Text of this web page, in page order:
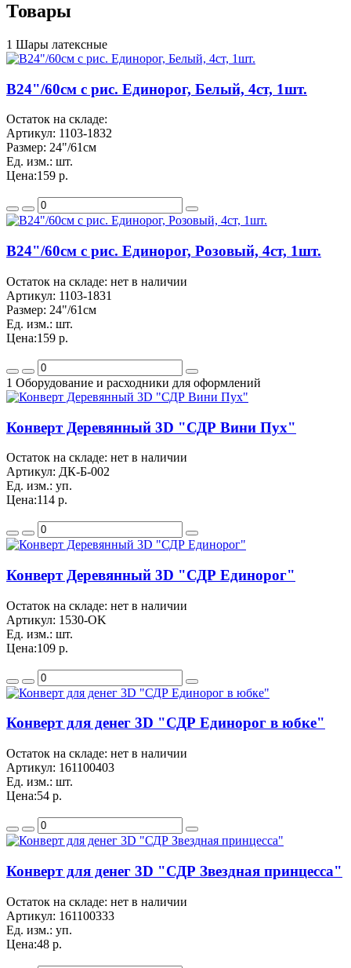
Товары
1 Шары латексные
B24"/60см с рис. Единорог, Белый, 4ст, 1шт.
Остаток на складе:
Артикул: 1103-1832
Размер: 24"/61см
Ед. изм.: шт.
Цена:159 р.
B24"/60см с рис. Единорог, Розовый, 4ст, 1шт.
Остаток на складе: нет в наличии
Артикул: 1103-1831
Размер: 24"/61см
Ед. изм.: шт.
Цена:159 р.
1 Оборудование и расходники для оформлений
Конверт Деревянный 3D "СДР Вини Пух"
Остаток на складе: нет в наличии
Артикул: ДК-Б-002
Ед. изм.: уп.
Цена:114 р.
Конверт Деревянный 3D "СДР Единорог"
Остаток на складе: нет в наличии
Артикул: 1530-OK
Ед. изм.: шт.
Цена:109 р.
Конверт для денег 3D "СДР Единорог в юбке"
Остаток на складе: нет в наличии
Артикул: 161100403
Ед. изм.: шт.
Цена:54 р.
Конверт для денег 3D "СДР Звездная принцесса"
Остаток на складе: нет в наличии
Артикул: 161100333
Ед. изм.: уп.
Цена:48 р.